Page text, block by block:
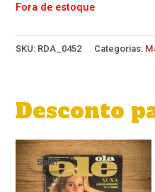
Fora de estoque
SKU: RDA_0452 Categorias:
Desconto
Sale!
Sale!
O
preço
original
era:
O
preço
atual
é: